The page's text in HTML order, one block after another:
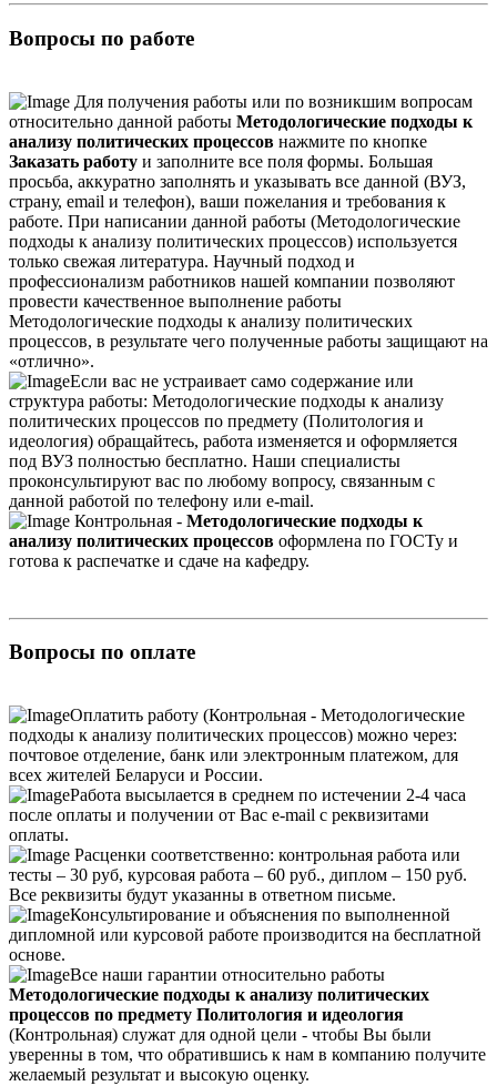
Вопросы по работе
Для получения работы или по возникшим вопросам
относительно данной работы Методологические подходы к
анализу политических процессов нажмите по кнопке
Заказать работу и заполните все поля формы. Большая
просьба, аккуратно заполнять и указывать все данной (ВУЗ,
страну, email и телефон), ваши пожелания и требования к
работе. При написании данной работы (Методологические
подходы к анализу политических процессов) используется
только свежая литература. Научный подход и
профессионализм работников нашей компании позволяют
провести качественное выполнение работы
Методологические подходы к анализу политических
процессов, в результате чего полученные работы защищают на
«отлично».
Если вас не устраивает само содержание или
структура работы: Методологические подходы к анализу
политических процессов по предмету (Политология и
идеология) обращайтесь, работа изменяется и оформляется
под ВУЗ полностью бесплатно. Наши специалисты
проконсультируют вас по любому вопросу, связанным с
данной работой по телефону или e-mail.
Контрольная - Методологические подходы к
анализу политических процессов оформлена по ГОСТу и
готова к распечатке и сдаче на кафедру.
Вопросы по оплате
Оплатить работу (Контрольная - Методологические
подходы к анализу политических процессов) можно через:
почтовое отделение, банк или электронным платежом, для
всех жителей Беларуси и России.
Работа высылается в среднем по истечении 2-4 часа
после оплаты и получении от Вас e-mail с реквизитами
оплаты.
Расценки соответственно: контрольная работа или
тесты – 30 руб, курсовая работа – 60 руб., диплом – 150 руб.
Все реквизиты будут указанны в ответном письме.
Консультирование и объяснения по выполненной
дипломной или курсовой работе производится на бесплатной
основе.
Все наши гарантии относительно работы
Методологические подходы к анализу политических
процессов по предмету Политология и идеология
(Контрольная) служат для одной цели - чтобы Вы были
уверенны в том, что обратившись к нам в компанию получите
желаемый результат и высокую оценку.